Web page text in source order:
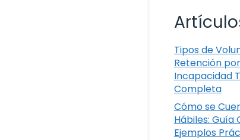
Tipos de
Retención
Incapacidad
Completa
Cómo se
Hábiles:
Ejemplos